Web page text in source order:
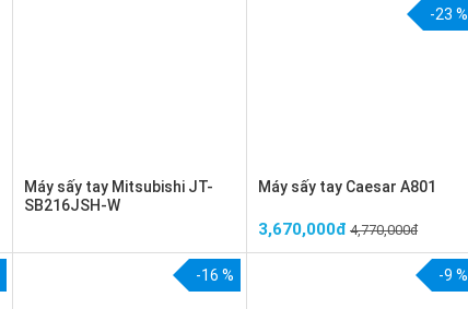
Máy sấy tay Mitsubishi JT-
SB216JSH-W
-23 %
Máy sấy tay Caesar A801
3,670,000đ 4,770,000đ
-16 % -9 %